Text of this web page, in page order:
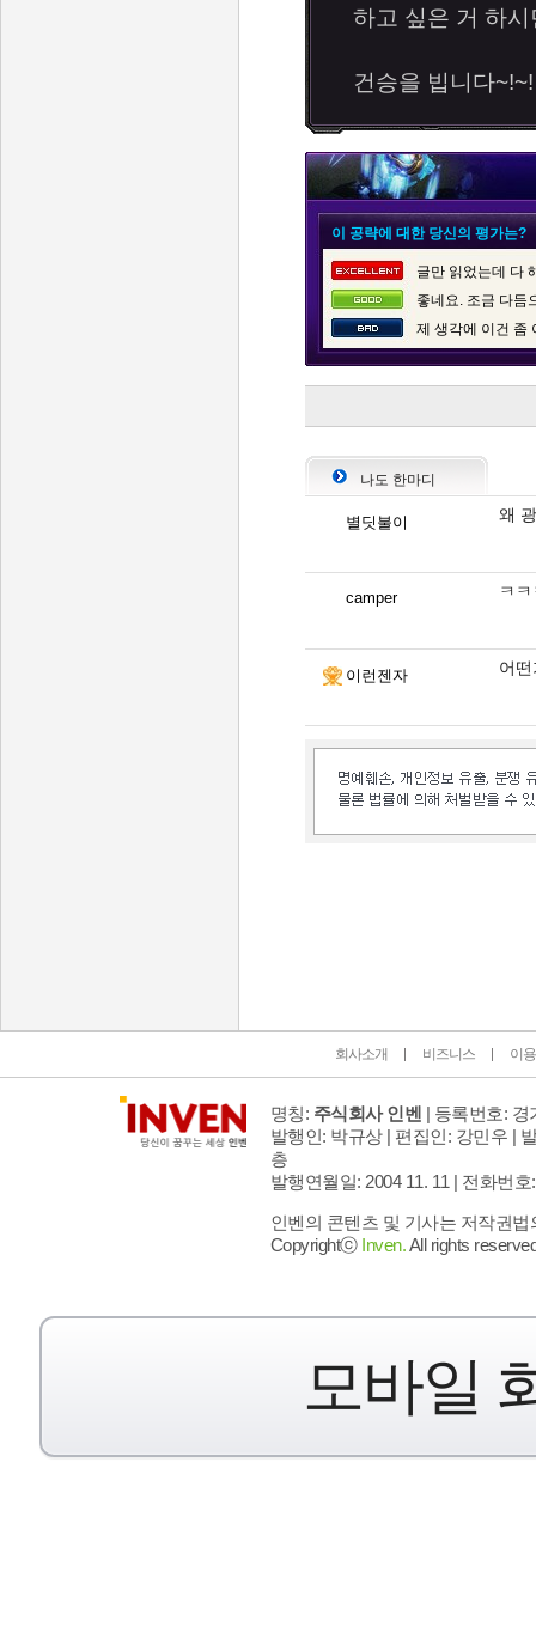
하고 싶은 거 하
건승을 빕니다~!~!
이 공략에 대한 당신의 평가는?
글만 읽었는데 다
좋네요. 조금 다듬
제 생각에 이건 좀
나도 한마디
별딧불이 왜
camper ㅋ
이런젠자 어
회사소개 비즈니스 이
명칭: 주식회사 인벤 | 등록번호: 경
발행인: 박규상 | 편집인: 강민우 |
층
발행연월일: 2004 11. 11 | 전화번호
인벤의 콘텐츠 및 기사는 저작권
Copyrightⓒ Inven.All rights
모바일